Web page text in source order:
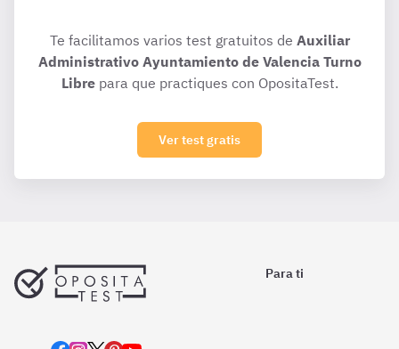
Te facilitamos varios test gratuitos de Auxiliar
Administrativo Ayuntamiento de Valencia Turno
Librepara que practiques con OpositaTest.
Ver test gratis
Para ti